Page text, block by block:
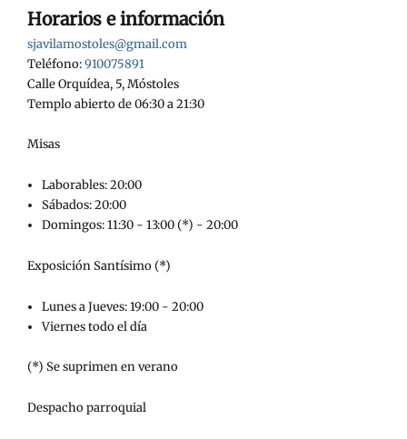
Horarios e información
sjavilamostoles@gmail.com
Teléfono:910075891
Calle Orquídea, 5, Móstoles
Templo abierto de 06:30 a 21:30
Misas
Laborables: 20:00
Sábados: 20:00
Domingos: 11:30 - 13:00 (*) - 20:00
Exposición Santísimo (*)
Lunes a Jueves: 19:00 - 20:00
Viernes todo el día
(*) Se suprimen en verano
Despacho parroquial